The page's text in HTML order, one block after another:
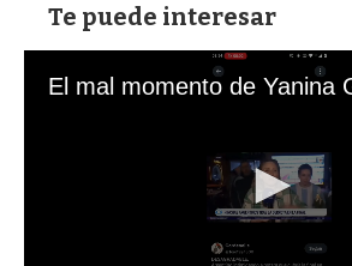
Te puede interesar